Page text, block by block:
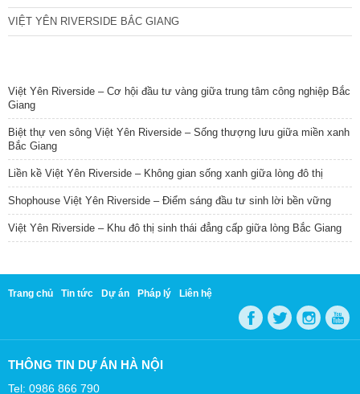
VIỆT YÊN RIVERSIDE BẮC GIANG
Việt Yên Riverside – Cơ hội đầu tư vàng giữa trung tâm công nghiệp Bắc
Giang
Biệt thự ven sông Việt Yên Riverside – Sống thượng lưu giữa miền xanh
Bắc Giang
Liền kề Việt Yên Riverside – Không gian sống xanh giữa lòng đô thị
Shophouse Việt Yên Riverside – Điểm sáng đầu tư sinh lời bền vững
Việt Yên Riverside – Khu đô thị sinh thái đẳng cấp giữa lòng Bắc Giang
Trang chủ Tin tức Dự án Pháp lý Liên hệ
THÔNG TIN DỰ ÁN HÀ NỘI
Tel: 0986 866 790